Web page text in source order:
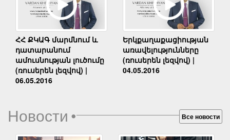
ՀՀ ՔԿԱԳ մարմնում և
դատարանում
ամուսնության լուծումը
(ռուսերեն լեզվով) |
06.05.2016
Երկքաղաքացիության
առավելությունները
(ռուսերեն լեզվով) |
04.05.2016
Новости• Все новости